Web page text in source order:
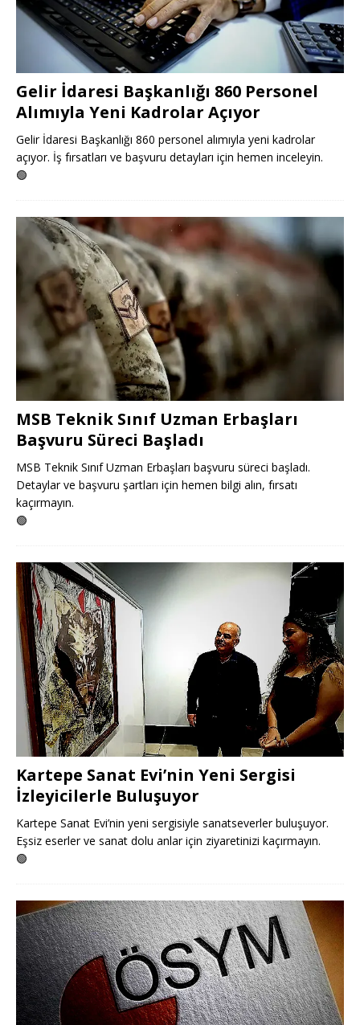
Gelir İdaresi Başkanlığı 860 Personel
Alımıyla Yeni Kadrolar Açıyor
Gelir İdaresi Başkanlığı 860 personel alımıyla yeni kadrolar
açıyor. İş fırsatları ve başvuru detayları için hemen inceleyin.
🟢
MSB Teknik Sınıf Uzman Erbaşları
Başvuru Süreci Başladı
MSB Teknik Sınıf Uzman Erbaşları başvuru süreci başladı.
Detaylar ve başvuru şartları için hemen bilgi alın, fırsatı
kaçırmayın.
🟢
Kartepe Sanat Evi’nin Yeni Sergisi
İzleyicilerle Buluşuyor
Kartepe Sanat Evi’nin yeni sergisiyle sanatseverler buluşuyor.
Eşsiz eserler ve sanat dolu anlar için ziyaretinizi kaçırmayın.
🟢